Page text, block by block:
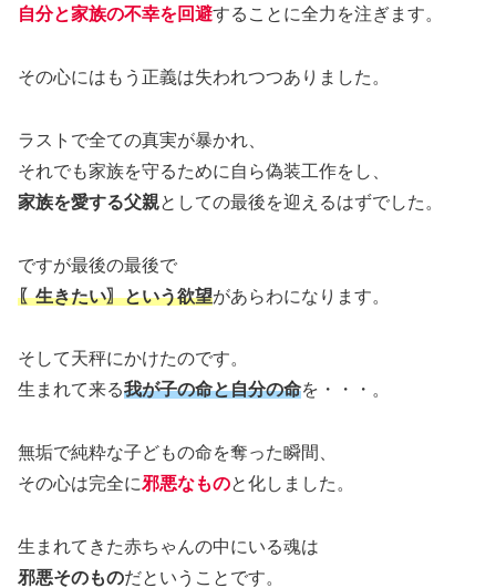
自分と家族の不幸を回避することに全力を注ぎます。
その心にはもう正義は失われつつありました。
ラストで全ての真実が暴かれ、
それでも家族を守るために自ら偽装工作をし、
家族を愛する父親としての最後を迎えるはずでした。
ですが最後の最後で
〖生きたい〗という欲望があらわになります。
そして天秤にかけたのです。
生まれて来る我が子の命と自分の命を・・・。
無垢で純粋な子どもの命を奪った瞬間、
その心は完全に邪悪なものと化しました。
生まれてきた赤ちゃんの中にいる魂は
邪悪そのものだということです。